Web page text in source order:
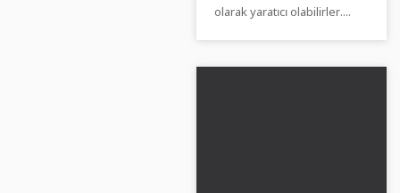
olarak yaratıcı olabilirler....